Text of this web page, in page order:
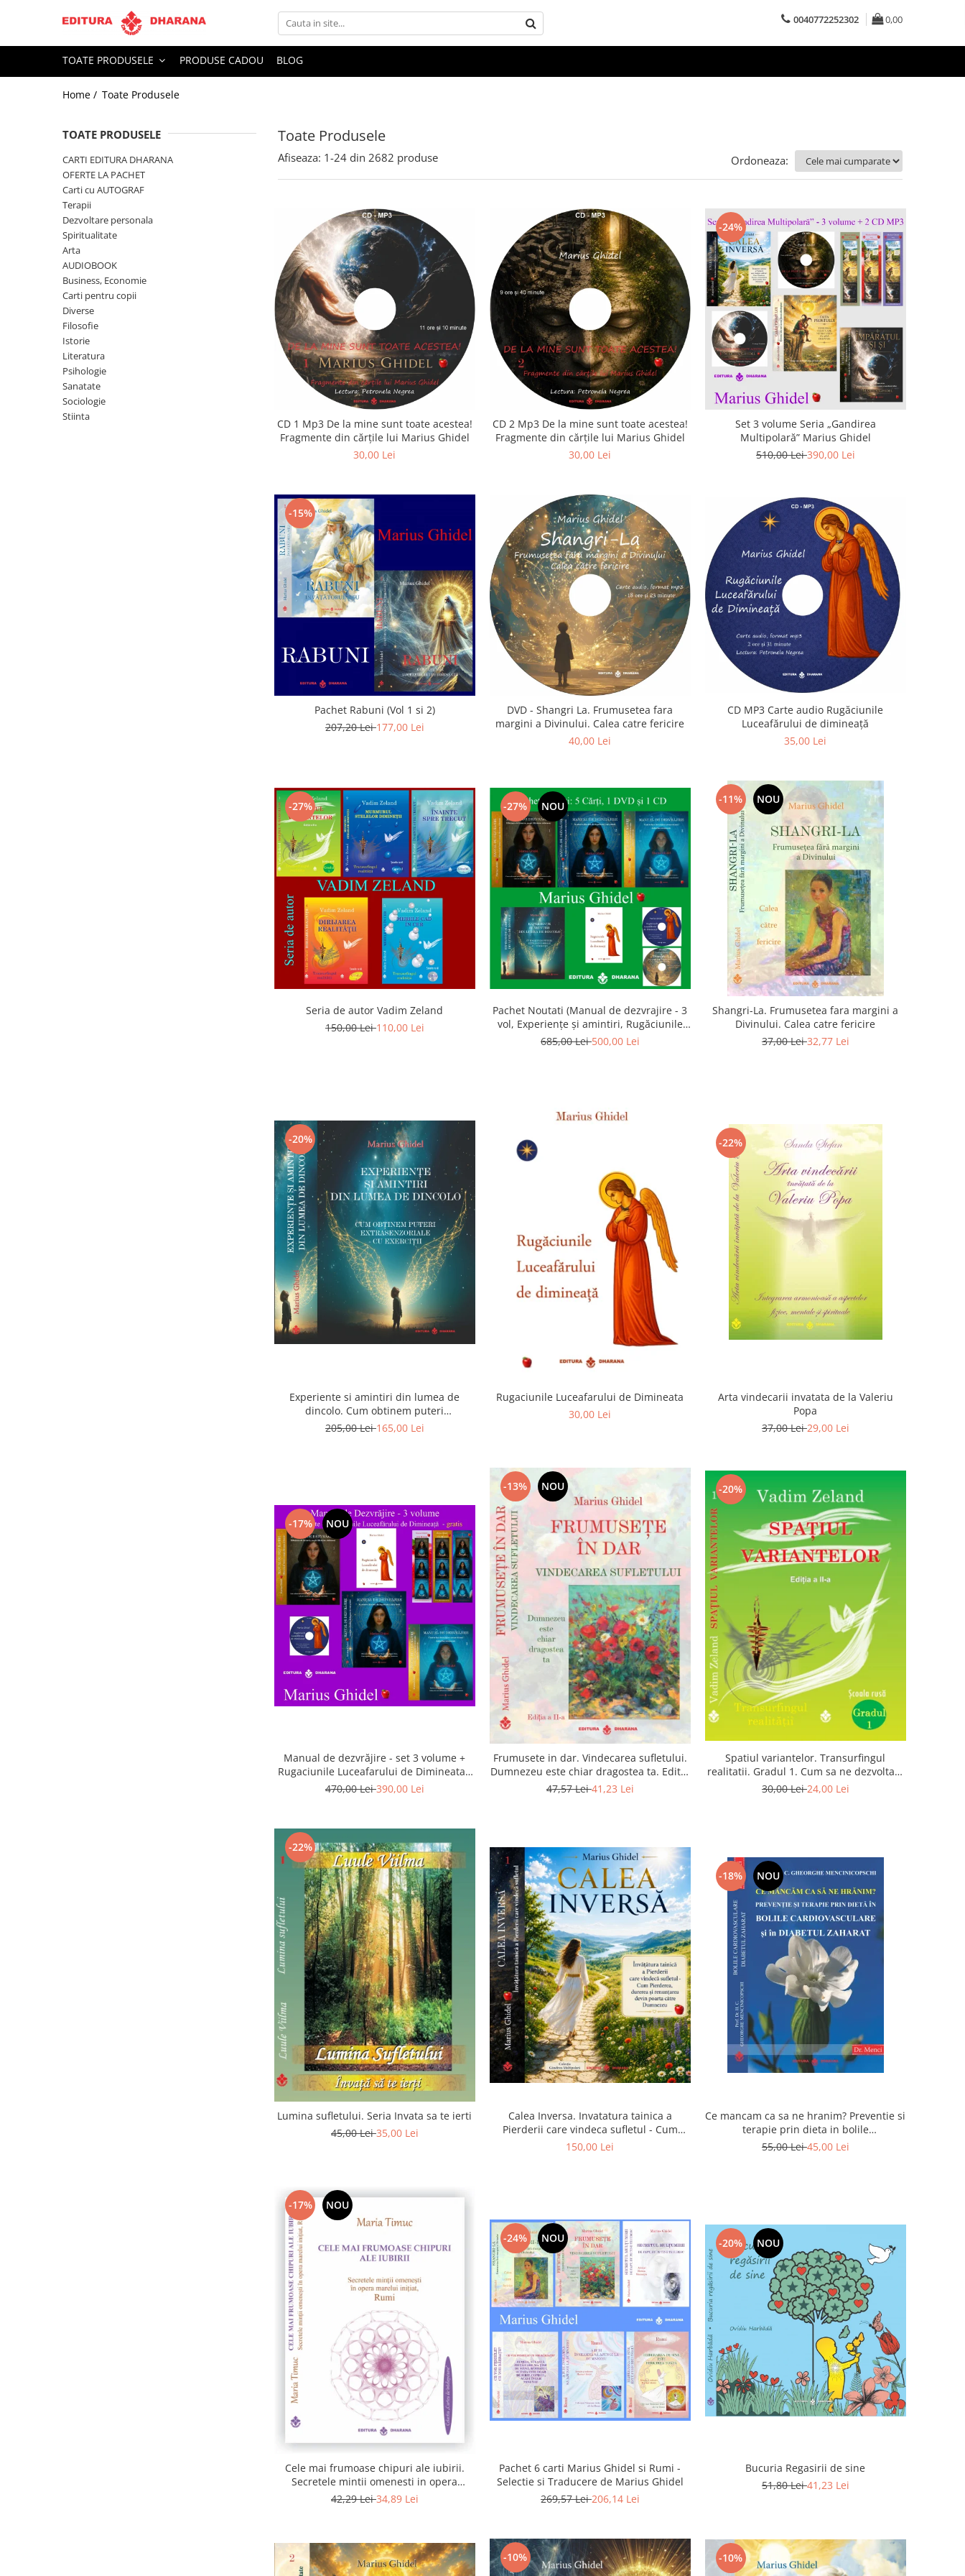
Toate Produsele
CARTI EDITURA DHARANA
OFERTE LA PACHET
Dezvoltare personala
Spiritualitate
AUDIOBOOK
Business, Economie
Carti pentru copii
0040772252302 0,00
TOATE PRODUSELE PRODUSE CADOU BLOG
Home / Toate Produsele
Toate Produsele
TOATE PRODUSELE
CARTI EDITURA DHARANA
OFERTE LA PACHET
Carti cu AUTOGRAF
Terapii
Dezvoltare personala
Spiritualitate
Arta
AUDIOBOOK
Business, Economie
Carti pentru copii
Diverse
Filosofie
Istorie
Literatura
Psihologie
Sanatate
Sociologie
Stiinta
Afiseaza: 1-24 din 2682 produse Ordoneaza:
CD 1 Mp3 De la mine sunt toate acestea!
Fragmente din cărțile lui Marius Ghidel
30,00 Lei
CD 2 Mp3 De la mine sunt toate acestea!
Fragmente din cărțile lui Marius Ghidel
30,00 Lei
-24%
Set 3 volume Seria „Gandirea
Multipolară” Marius Ghidel
510,00 Lei390,00 Lei
-15%
Pachet Rabuni (Vol 1 si 2)
207,20 Lei177,00 Lei
DVD - Shangri La. Frumusetea fara
margini a Divinului. Calea catre fericire
40,00 Lei
CD MP3 Carte audio Rugăciunile
Luceafărului de dimineață
35,00 Lei
-27%
Seria de autor Vadim Zeland
150,00 Lei110,00 Lei
-27% NOU
Pachet Noutati (Manual de dezvrajire - 3
vol, Experiențe și amintiri, Rugăciunile
Luceafarului de dimineata) - Marius
685,00 Lei500,00 Lei
-11% NOU
Shangri-La. Frumusetea fara margini a
Divinului. Calea catre fericire
37,00 Lei32,77 Lei
-20%
Experiente si amintiri din lumea de
dincolo. Cum obtinem puteri
extrasenzoriale - cu exercitii
205,00 Lei165,00 Lei
Rugaciunile Luceafarului de Dimineata
30,00 Lei
-22%
Arta vindecarii invatata de la Valeriu
Popa
37,00 Lei29,00 Lei
-17% NOU
Manual de dezvrăjire - set 3 volume +
Rugaciunile Luceafarului de Dimineata -
Gratuit)
470,00 Lei390,00 Lei
-13% NOU
Frumusete in dar. Vindecarea sufletului.
Dumnezeu este chiar dragostea ta. Editia
a 2-a
47,57 Lei41,23 Lei
-20%
Spatiul variantelor. Transurfingul
realitatii. Gradul 1. Cum sa ne dezvoltam
intuitia si sa ne alegem soarta
30,00 Lei24,00 Lei
-22%
Lumina sufletului. Seria Invata sa te ierti
45,00 Lei35,00 Lei
Calea Inversa. Invatatura tainica a
Pierderii care vindeca sufletul - Cum
Pierderea, durerea si renuntarea devin
150,00 Lei
-18% NOU
Ce mancam ca sa ne hranim? Preventie si
terapie prin dieta in bolile
cardiovasculare si in diabetul zaharat
55,00 Lei45,00 Lei
-17% NOU
Cele mai frumoase chipuri ale iubirii.
Secretele mintii omenesti in opera
marelui initiat, Rumi
42,29 Lei34,89 Lei
-24% NOU
Pachet 6 carti Marius Ghidel si Rumi -
Selectie si Traducere de Marius Ghidel
269,57 Lei206,14 Lei
-20% NOU
Bucuria Regasirii de sine
51,80 Lei41,23 Lei
-10% -10%